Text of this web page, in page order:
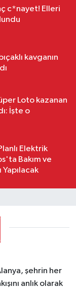
c*nayet! Elleri
kavganın
Loto kazanan
İşte o
Elektrik
Bakım ve
Yapılacak
şehrin her
anlık olarak